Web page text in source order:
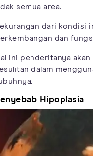
semua area.
dari kondisi
dan
ini penderitanya
dalam
Hipoplasia